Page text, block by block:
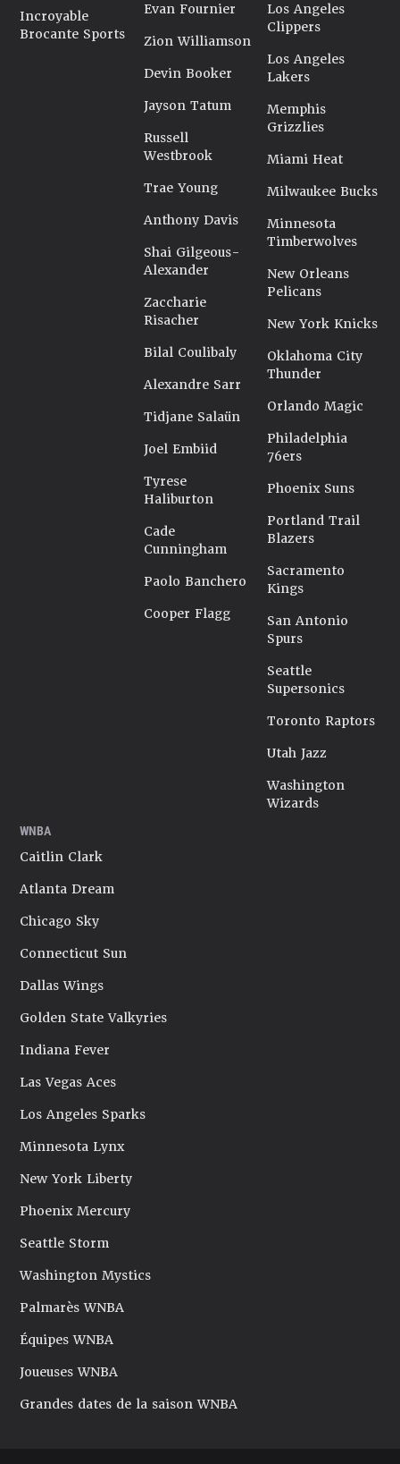
Incroyable
Brocante Sports
Evan Fournier
Zion Williamson
Devin Booker
Jayson Tatum
Russell
Westbrook
Trae Young
Anthony Davis
Shai Gilgeous-
Alexander
Zaccharie
Risacher
Bilal Coulibaly
Alexandre Sarr
Tidjane Salaün
Joel Embiid
Tyrese
Haliburton
Cade
Cunningham
Paolo Banchero
Cooper Flagg
Los Angeles
Clippers
Los Angeles
Lakers
Memphis
Grizzlies
Miami Heat
Milwaukee Bucks
Minnesota
Timberwolves
New Orleans
Pelicans
New York Knicks
Oklahoma City
Thunder
Orlando Magic
Philadelphia
76ers
Phoenix Suns
Portland Trail
Blazers
Sacramento
Kings
San Antonio
Spurs
Seattle
Supersonics
Toronto Raptors
Utah Jazz
Washington
Wizards
WNBA
Caitlin Clark
Atlanta Dream
Chicago Sky
Connecticut Sun
Dallas Wings
Golden State Valkyries
Indiana Fever
Las Vegas Aces
Los Angeles Sparks
Minnesota Lynx
New York Liberty
Phoenix Mercury
Seattle Storm
Washington Mystics
Palmarès WNBA
Équipes WNBA
Joueuses WNBA
Grandes dates de la saison WNBA